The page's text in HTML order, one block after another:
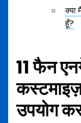
क्या
हूँ?
11 फैन
उपयोग